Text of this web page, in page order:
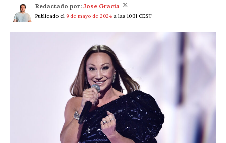
Redactado por: Jose Gracia
Publicado el 9 de mayo de 2024 a las 10:31 CEST